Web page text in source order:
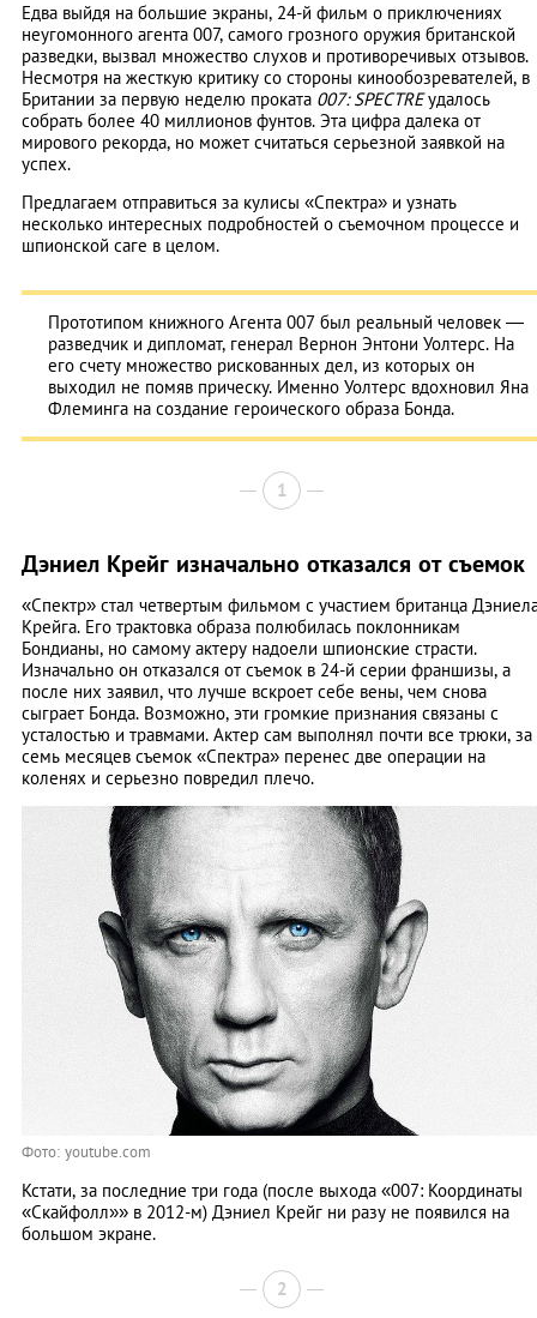
Едва выйдя на большие экраны, 24-й фильм о приключениях
неугомонного агента 007, самого грозного оружия британской
разведки, вызвал множество слухов и противоречивых отзывов.
Несмотря на жесткую критику со стороны кинообозревателей, в
Британии за первую неделю проката 007: SPECTREудалось
собрать более 40 миллионов фунтов. Эта цифра далека от
мирового рекорда, но может считаться серьезной заявкой на
успех.
Предлагаем отправиться за кулисы «Спектра» и узнать
несколько интересных подробностей о съемочном процессе и
шпионской саге в целом.
Прототипом книжного Агента 007 был реальный человек —
разведчик и дипломат, генерал Вернон Энтони Уолтерс. На
его счету множество рискованных дел, из которых он
выходил не помяв прическу. Именно Уолтерс вдохновил Яна
Флеминга на создание героического образа Бонда.
1
Дэниел Крейг изначально отказался от съемок
«Спектр» стал четвертым фильмом с участием британца
Крейга. Его трактовка образа полюбилась поклонникам
Бондианы, но самому актеру надоели шпионские страсти.
Изначально он отказался от съемок в 24-й серии франшизы, а
после них заявил, что лучше вскроет себе вены, чем снова
сыграет Бонда. Возможно, эти громкие признания связаны с
усталостью и травмами. Актер сам выполнял почти все трюки, за
семь месяцев съемок «Спектра» перенес две операции на
коленях и серьезно повредил плечо.
Фото: youtube.com
Кстати, за последние три года (после выхода «007: Координаты
«Скайфолл»» в 2012-м) Дэниел Крейг ни разу не появился на
большом экране.
2